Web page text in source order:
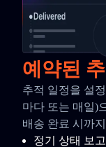
예약된
추적 일정을 설
마다 또는 매일)
배송 완료 시까
정기 상태 보